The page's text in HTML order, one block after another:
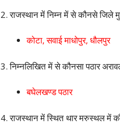
2. राजस्थान में निम्न में से कौनसे जिले
कोटा, सवाई माधोपुर, धौलपुर
3. निम्नलिखित में से कौनसा पठार
बघेलखण्ड पठार
4. राजस्थान में स्थित थार मरुस्थल में